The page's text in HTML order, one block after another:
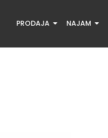
PRODAJA NAJAM